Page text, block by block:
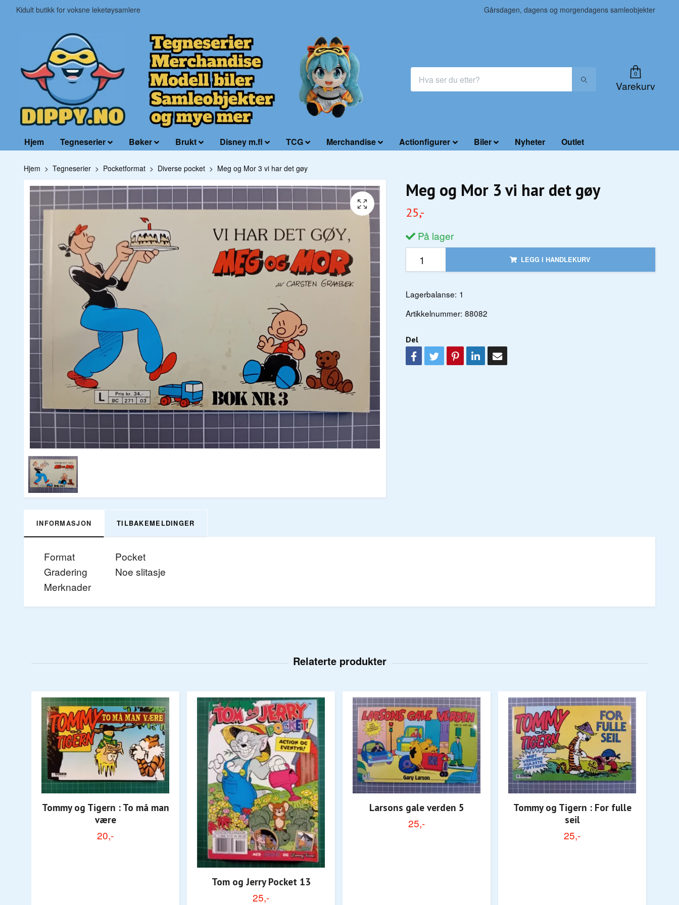
Kidult butikk for voksne leketøysamlere Gårsdagen, dagens og morgendagens samleobjekter
0
Varekurv
Hjem Tegneserier Bøker Brukt Disney m.fl TCG Merchandise Actionfigurer Biler Nyheter Outlet
Hjem Tegneserier Pocketformat Diverse pocket Meg og Mor 3 vi har det gøy
Meg og Mor 3 vi har det gøy
25,-
På lager
LEGG I HANDLEKURV
Lagerbalanse: 1
Artikkelnummer: 88082
Del
INFORMASJON TILBAKEMELDINGER
Format
Pocket
Gradering
Noe slitasje
Merknader
Tommy og Tigern : To må man
være
20,-
Tom og Jerry Pocket 13
25,-
Larsons gale verden 5
25,-
Tommy og Tigern : For fulle
seil
25,-